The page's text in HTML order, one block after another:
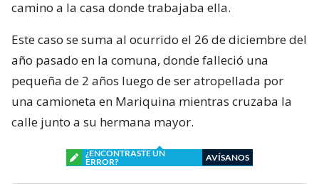
camino a la casa donde trabajaba ella.
Este caso se suma al ocurrido el 26 de diciembre del
año pasado en la comuna, donde falleció una
pequeña de 2 años luego de ser atropellada por
una camioneta en Mariquina mientras cruzaba la
calle junto a su hermana mayor.
¿ENCONTRASTE UN
ERROR?
AVÍSANOS